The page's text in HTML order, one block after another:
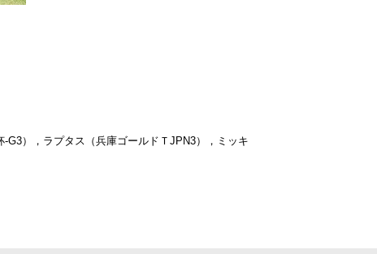
G3），ラプタス（兵庫ゴールドＴJPN3），ミッキ